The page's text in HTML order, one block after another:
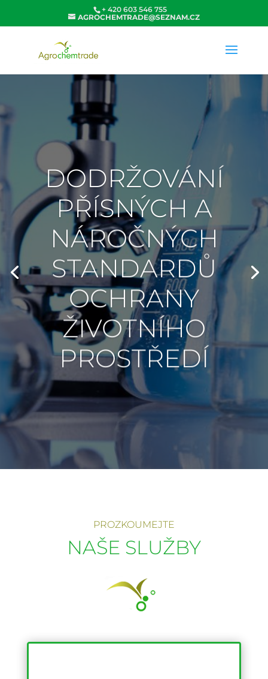
+ 420 603 546 755
AGROCHEMTRADE@SEZNAM.CZ
DODRŽOVÁNÍ
PŘÍSNÝCH A
NÁROČNÝCH
STANDARDŮ
OCHRANY
ŽIVOTNÍHO
PROSTŘEDÍ
PROZKOUMEJTE
NAŠE SLUŽBY